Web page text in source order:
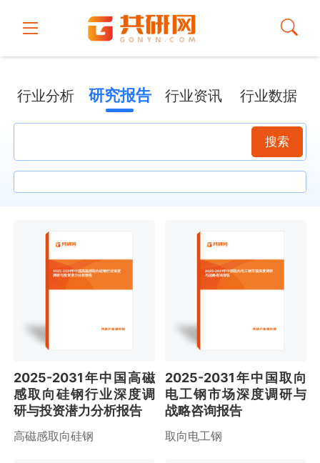
行业分析 研究报告 行业资讯 行业数据
搜索
2025-2031年中国高磁感取向硅钢行业深度
调研与投资潜力分析报告
2025-2031年中国高磁
感取向硅钢行业深度调
研与投资潜力分析报告
高磁感取向硅钢
2025-2031年中国取向电工钢市场深度调研
与战略咨询报告
2025-2031年中国取向
电工钢市场深度调研与
战略咨询报告
取向电工钢